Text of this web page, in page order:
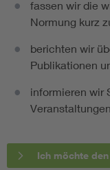
fassen wir die
Normung kurz
berichten wir
Publikationen
informieren wir
Veranstaltungen
Ich möchte